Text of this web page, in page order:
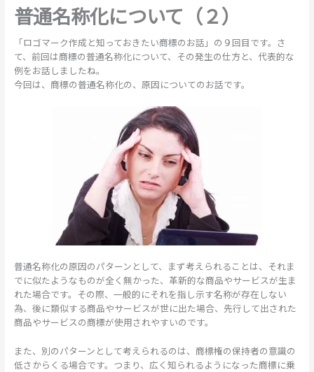
普通名称化について（２）
「ロゴマーク作成と知っておきたい商標のお話」の９回目です。さ
て、前回は商標の普通名称化について、その発生の仕方と、代表的な
例をお話しましたね。
今回は、商標の普通名称化の、原因についてのお話です。
普通名称化の原因のパターンとして、まず考えられることは、それま
でに似たようなものが全く無かった、革新的な商品やサービスが生ま
れた場合です。その際、一般的にそれを指し示す名称が存在しない
為、後に類似する商品やサービスが世に出た場合、先行して出された
商品やサービスの商標が使用されやすいのです。
また、別のパターンとして考えられるのは、商標権の保持者の意識の
低さからくる場合です。つまり、広く知られるようになった商標に乗